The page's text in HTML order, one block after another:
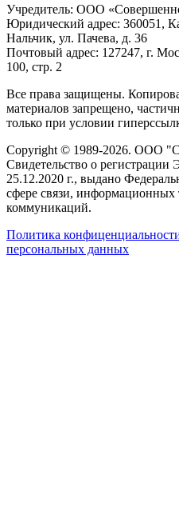
Учредитель: ООО
Юридический адрес: 360051,
Нальчик, ул. Пачева, д. 36
Почтовый адрес: 127247, г.
100, стр. 2
Все права защищены.
материалов запрещено,
только при условии
Copyright © 1989-2026. ООО
Свидетельство о
25.12.2020 г., выдано
сфере связи, информационных
коммуникаций.
Политика
персональных данных